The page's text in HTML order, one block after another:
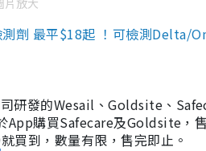
片放大
劑 最平$18起 ！可檢測Delta/
研發的Wesail、Goldsite、
App購買Safecare及Goldsite，
買到，數量有限，售完即止。